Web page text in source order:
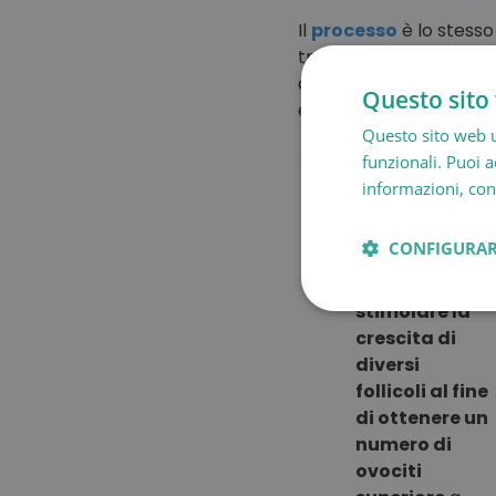
Il processo è lo
trattamento di
dell’embrione. Il
essere organizzato in
Stimolazione
ovarica:
consiste nella
di farmaci
stimolare la
crescita di
diversi
follicoli al fine
di ottenere un
numero di
ovociti
Questo
Questo sito web
funzionali. Puoi
informazioni,